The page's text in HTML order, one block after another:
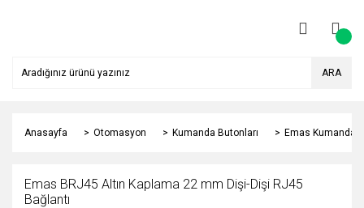
ARA
Anasayfa Otomasyon Kumanda Butonları Emas Kumanda
Emas BRJ45 Altın Kaplama 22 mm Dişi-Dişi RJ45
Bağlantı